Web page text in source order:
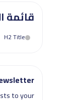
قائمة
H2 Title
to your